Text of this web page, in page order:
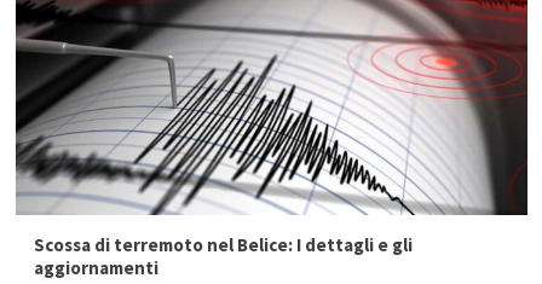
Scossa di terremoto nel Belice: I dettagli e gli
aggiornamenti